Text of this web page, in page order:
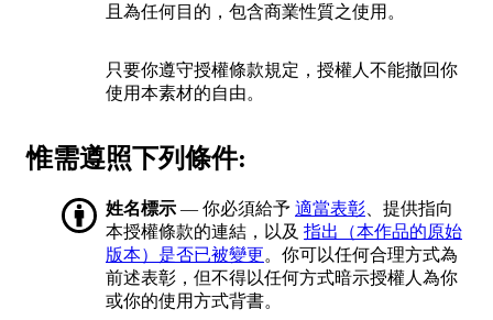
且為任何目的，包含商業性質之使用。
只要你遵守授權條款規定，授權人不能撤回你
使用本素材的自由。
惟需遵照下列條件:
姓名標示 — 你必須給予 適當表彰 、提供指向
本授權條款的連結，以及 指出（本作品的原始
版本）是否已被變更。你可以任何合理方式為
前述表彰，但不得以任何方式暗示授權人為你
或你的使用方式背書。